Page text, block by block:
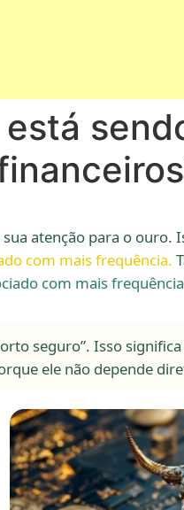
atenção para o
com mais frequência.
com mais
seguro”. Isso
ele não depende